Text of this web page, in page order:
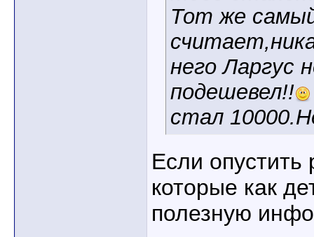
Тот же
него Ларгус
подешевел!!
стал
Если опустить
которые как
полезную